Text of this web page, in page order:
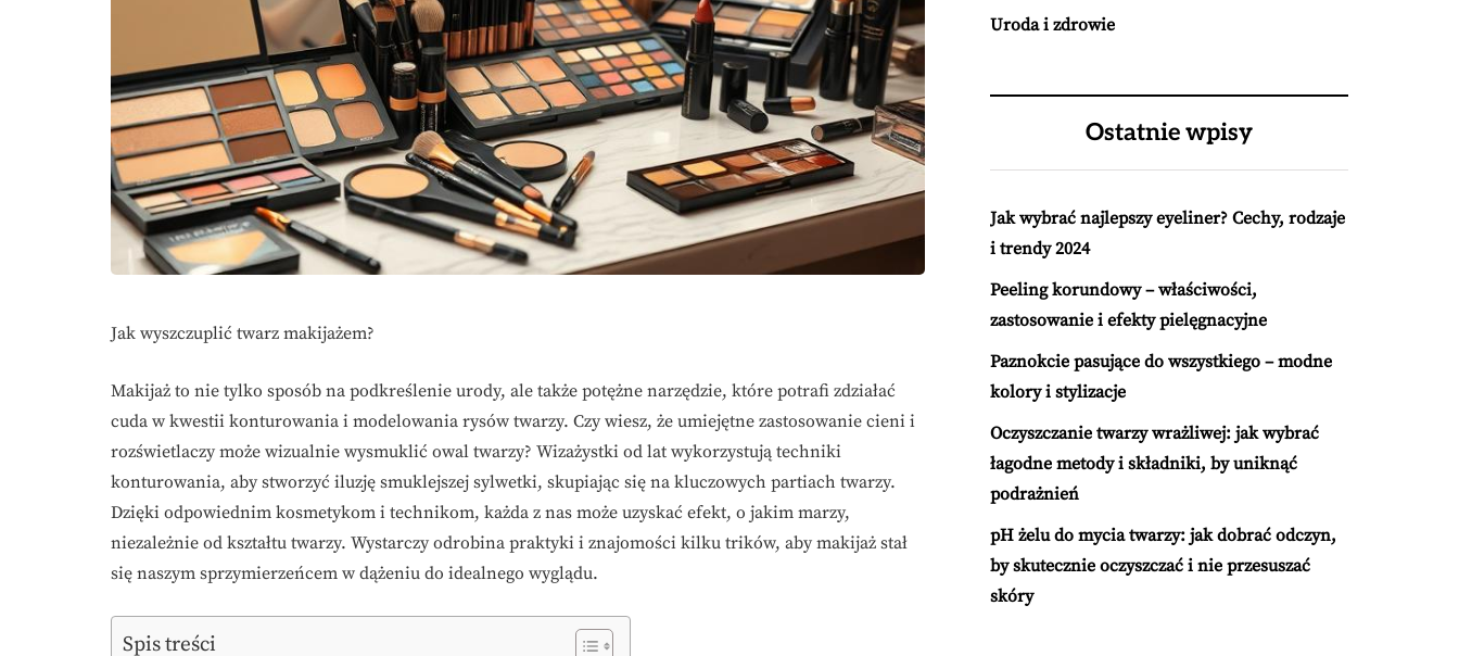
Jak wyszczuplić twarz makijażem?
Makijaż to nie tylko sposób na podkreślenie urody, ale także potężne narzędzie, które potrafi zdziałać
cuda w kwestii konturowania i modelowania rysów twarzy. Czy wiesz, że umiejętne zastosowanie cieni i
rozświetlaczy może wizualnie wysmuklić owal twarzy? Wizażystki od lat wykorzystują techniki
konturowania, aby stworzyć iluzję smuklejszej sylwetki, skupiając się na kluczowych partiach twarzy.
Dzięki odpowiednim kosmetykom i technikom, każda z nas może uzyskać efekt, o jakim marzy,
niezależnie od kształtu twarzy. Wystarczy odrobina praktyki i znajomości kilku trików, aby makijaż stał
się naszym sprzymierzeńcem w dążeniu do idealnego wyglądu.
Spis treści
Uroda i zdrowie
Ostatnie wpisy
Jak wybrać najlepszy eyeliner? Cechy, rodzaje
i trendy 2024
Peeling korundowy – właściwości,
zastosowanie i efekty pielęgnacyjne
Paznokcie pasujące do wszystkiego – modne
kolory i stylizacje
Oczyszczanie twarzy wrażliwej: jak wybrać
łagodne metody i składniki, by uniknąć
podrażnień
pH żelu do mycia twarzy: jak dobrać odczyn,
by skutecznie oczyszczać i nie przesuszać
skóry